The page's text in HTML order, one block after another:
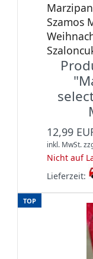
Szamos
12,99
inkl. MwSt.
Nicht auf
Lieferzeit:
TOP